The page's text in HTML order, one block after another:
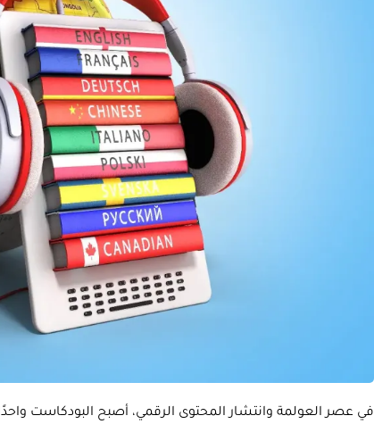
في عصر العولمة وانتشار المحتوى الرقمي، أصبح البودكاست